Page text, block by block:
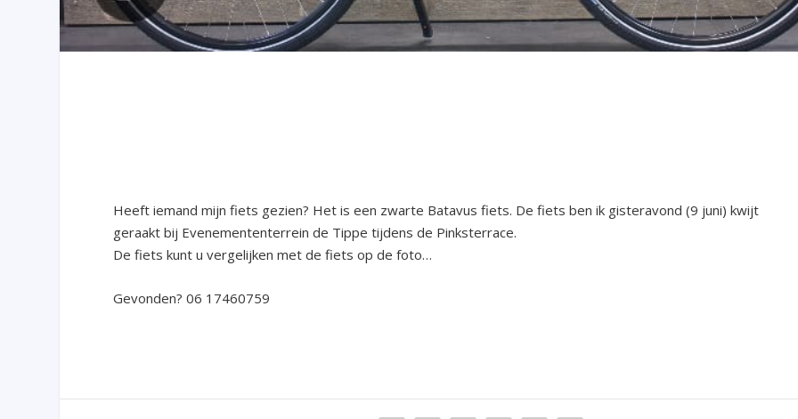
Heeft iemand mijn fiets gezien? Het is een zwarte Batavus fiets. De fiets ben ik gisteravond (9 juni) kwijt
geraakt bij Evenemententerrein de Tippe tijdens de Pinksterrace.
De fiets kunt u vergelijken met de fiets op de foto…
Gevonden? 06 17460759